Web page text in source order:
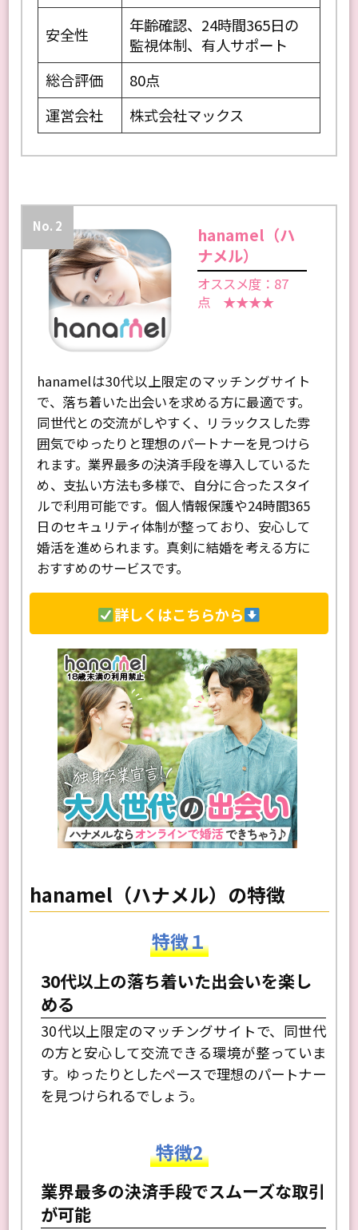
安全性
年齢確認、24時間365日の
監視体制、有人サポート
総合評価
80点
運営会社
株式会社マックス
No. 2
hanamel（ハ
ナメル）
オススメ度：87
点 ★★★★
hanamelは30代以上限定のマッチングサイト
で、落ち着いた出会いを求める方に最適です。
同世代との交流がしやすく、リラックスした雰
囲気でゆったりと理想のパートナーを見つけら
れます。業界最多の決済手段を導入しているた
め、支払い方法も多様で、自分に合ったスタイ
ルで利用可能です。個人情報保護や24時間365
日のセキュリティ体制が整っており、安心して
婚活を進められます。真剣に結婚を考える方に
おすすめのサービスです。
詳しくはこちらから
hanamel（ハナメル）の特徴
特徴１
30代以上の落ち着いた出会いを楽し
める
30代以上限定のマッチングサイトで、同世代
の方と安心して交流できる環境が整っていま
す。ゆったりとしたペースで理想のパートナー
を見つけられるでしょう。
特徴2
業界最多の決済手段でスムーズな取引
が可能